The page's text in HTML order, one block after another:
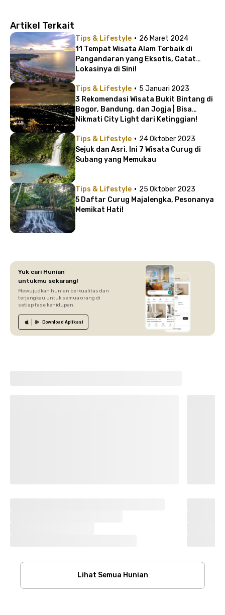
Artikel Terkait
Tips & Lifestyle · 26 Maret 2024
11 Tempat Wisata Alam Terbaik di
Pangandaran yang Eksotis, Catat
Lokasinya di Sini!
Tips & Lifestyle · 5 Januari 2023
3 Rekomendasi Wisata Bukit Bintang di
Bogor, Bandung, dan Jogja | Bisa
Nikmati City Light dari Ketinggian!
Tips & Lifestyle · 24 Oktober 2023
Sejuk dan Asri, Ini 7 Wisata Curug di
Subang yang Memukau
Tips & Lifestyle · 25 Oktober 2023
5 Daftar Curug Majalengka, Pesonanya
Memikat Hati!
Yuk cari Hunian
untukmu sekarang!
Mewujudkan hunian berkualitas dan
terjangkau untuk semua orang di
setiap fase kehidupan.
Download Aplikasi
Lihat Semua Hunian